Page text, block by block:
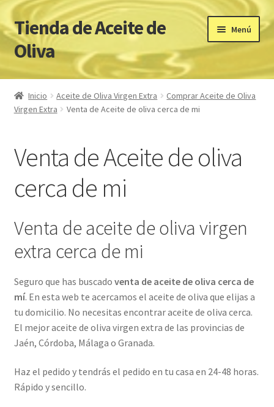
Ir
a
la
Ir
al
contenido
Tienda de Aceite de
Oliva
Menú
Inicio
ACEITES DE OLIVA VIRGEN EXTRA PREMIUM
Comprar aceite de oliva virgen extra 5l en cooperativa
Comprar Aceite de oliva virgen extra Ecologico
Inicio Aceite de Oliva Virgen Extra
Comprar Aceite de Oliva
Virgen Extra
Venta de Aceite de oliva cerca de mi
Venta de Aceite de oliva
cerca de mi
Venta de aceite de oliva virgen
extra cerca de mi
Seguro que has buscado venta de aceite de oliva cerca de
mí. En esta web te acercamos el aceite de oliva que elijas a
tu domicilio. No necesitas encontrar aceite de oliva cerca.
El mejor aceite de oliva virgen extra de las provincias de
Jaén, Córdoba, Málaga o Granada.
Haz el pedido y tendrás el pedido en tu casa en 24-48 horas.
Rápido y sencillo.